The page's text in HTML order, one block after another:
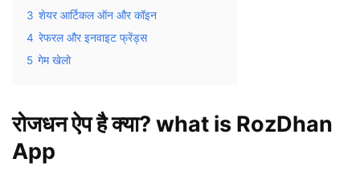
3 शेयर आर्टिकल ऑन और कॉइन
4 रेफरल और इनवाइट फ्रेंड्स
5 गेम खेलो
रोजधन ऐप है क्या? what is RozDhan
App